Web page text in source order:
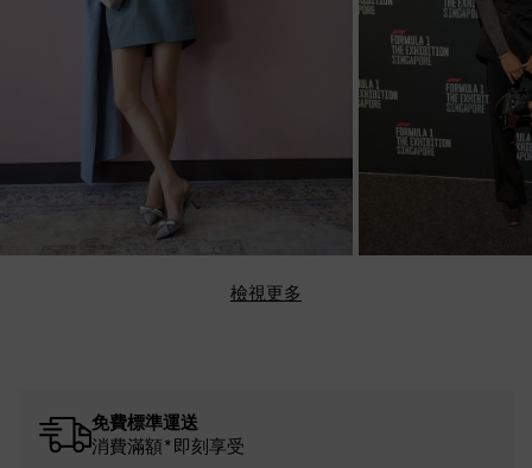
免費標準運送
消費滿額*即刻享受